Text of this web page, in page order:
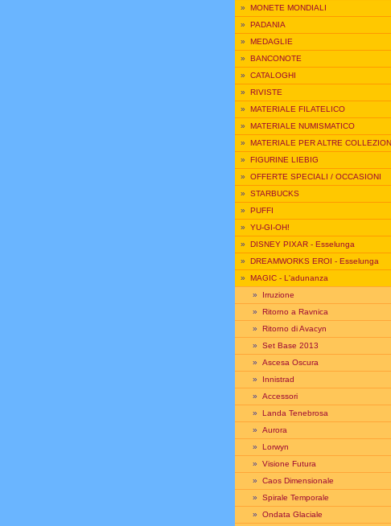
» MONETE MONDIALI
» PADANIA
» MEDAGLIE
» BANCONOTE
» CATALOGHI
» RIVISTE
» MATERIALE FILATELICO
» MATERIALE NUMISMATICO
» MATERIALE PER ALTRE
» FIGURINE LIEBIG
» OFFERTE SPECIALI / OCCASIONI
» STARBUCKS
» PUFFI
» YU-GI-OH!
» DISNEY PIXAR - Esselunga
» DREAMWORKS EROI - Esselunga
» MAGIC - L'adunanza
» Irruzione
» Ritorno a Ravnica
» Ritorno di Avacyn
» Set Base 2013
» Ascesa Oscura
» Innistrad
» Accessori
» Landa Tenebrosa
» Aurora
» Lorwyn
» Visione Futura
» Caos Dimensionale
» Spirale Temporale
» Ondata Glaciale